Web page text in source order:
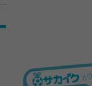
が